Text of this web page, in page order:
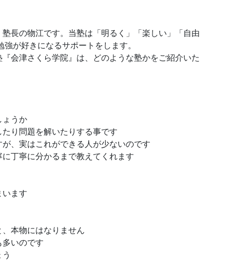
長の物江です。当塾は「明るく」「楽しい」「自由
が好きになるサポートをします。
会津さくら学院』は、どのような塾かをご紹介いた
ょうか
り問題を解いたりする事です
、実はこれができる人が少ないのです
丁寧に分かるまで教えてくれます
ます
本物にはなりません
いのです